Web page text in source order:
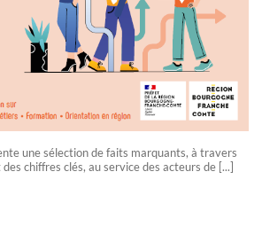
une sélection de faits marquants, à travers
chiffres clés, au service des acteurs de [...]